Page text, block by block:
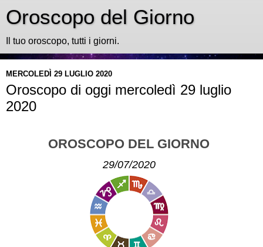
Oroscopo del Giorno
Il tuo oroscopo, tutti i giorni.
MERCOLEDÌ 29 LUGLIO 2020
Oroscopo di oggi mercoledì 29 luglio
2020
OROSCOPO DEL GIORNO
29/07/2020